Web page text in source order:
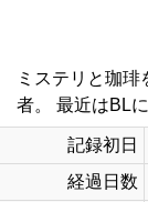
ミステリと珈
者。 最近はBL
記録初日
経過日数